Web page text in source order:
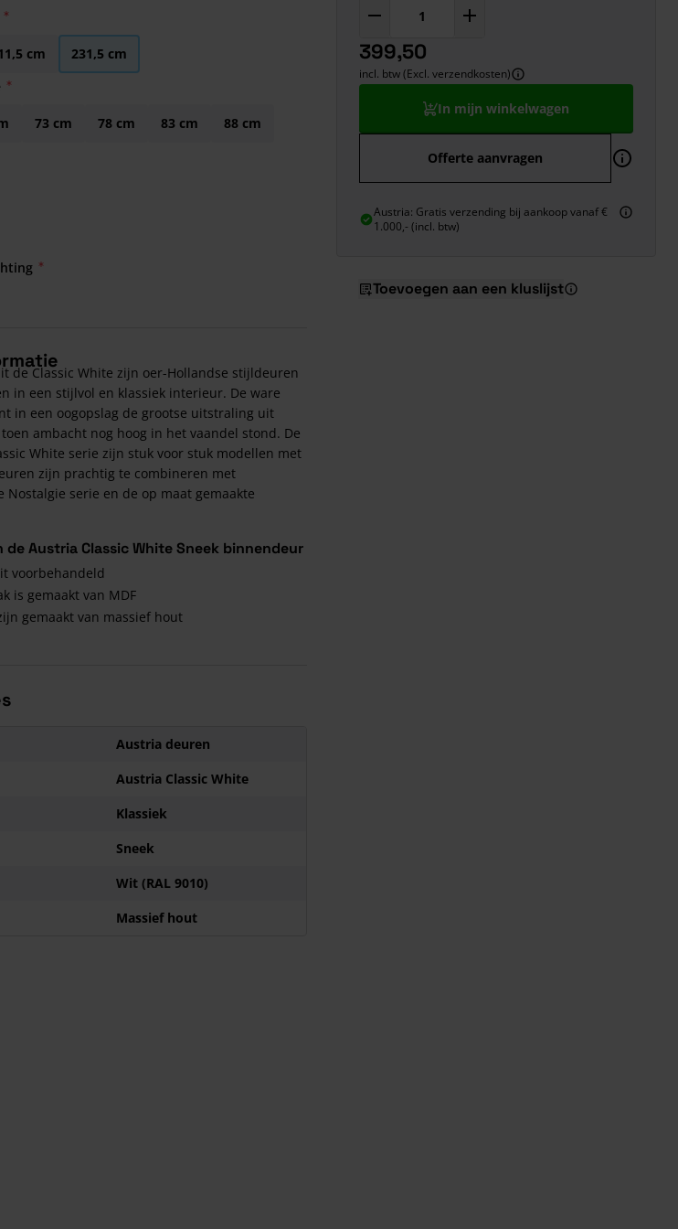
cm
231,5 cm
73 cm 78 cm 83 cm 88 cm
de Classic White zijn oer-Hollandse stijldeuren
in een stijlvol en klassiek interieur. De ware
in een oogopslag de grootse uitstraling uit
ambacht nog hoog in het vaandel stond. De
White serie zijn stuk voor stuk modellen met
zijn prachtig te combineren met
Nostalgie serie en de op maat gemaakte
de Austria Classic White Sneek binnendeur
voorbehandeld
is gemaakt van MDF
gemaakt van massief hout
zijn op aanvraag leverbaar
Austria deuren
Austria Classic White
Klassiek
Sneek
Wit (RAL 9010)
Massief hout
399,50
incl. btw (Excl. verzendkosten)
In mijn winkelwagen
Offerte aanvragen
Austria: Gratis verzending bij aankoop vanaf €
1.000,- (incl. btw)
Toevoegen aan een kluslijst